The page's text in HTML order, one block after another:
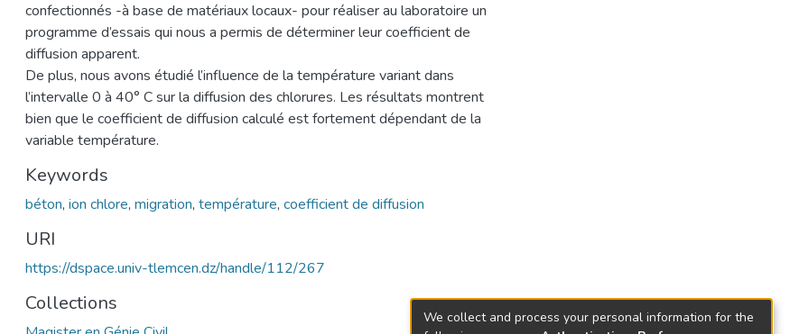
confectionnés -à base de matériaux locaux- pour réaliser au laboratoire un
programme d’essais qui nous a permis de déterminer leur coefficient de
diffusion apparent.
De plus, nous avons étudié l’influence de la température variant dans
l’intervalle 0 à 40° C sur la diffusion des chlorures. Les résultats montrent
bien que le coefficient de diffusion calculé est fortement dépendant de la
variable température.
Keywords
béton, ion chlore, migration, température, coefficient de diffusion
URI
https://dspace.univ-tlemcen.dz/handle/112/267
Collections
We collect and process your personal information for the